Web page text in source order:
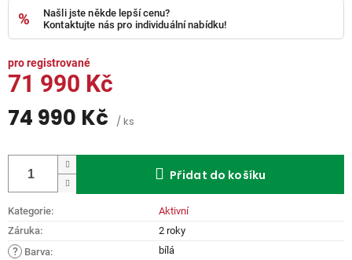
Našli jste někde lepší cenu?
Kontaktujte nás pro individuální nabídku!
71 990 Kč
74 990 Kč / ks
cena:
Kategorie:
Aktivní
Záruka: 2 roky
? Barva: bílá
Přidat do košíku